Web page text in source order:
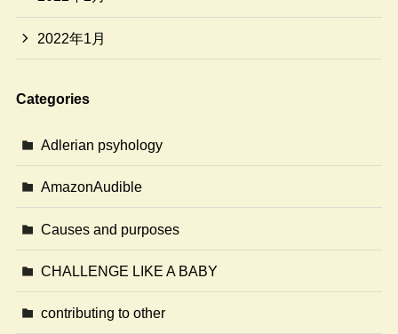
2022年1月
Categories
Adlerian psyhology
AmazonAudible
Causes and purposes
CHALLENGE LIKE A BABY
contributing to other